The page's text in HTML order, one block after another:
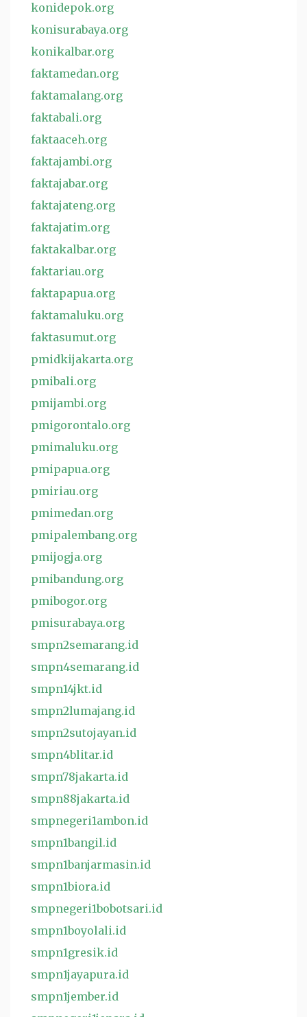
konidepok.org
konisurabaya.org
konikalbar.org
faktamedan.org
faktamalang.org
faktabali.org
faktaaceh.org
faktajambi.org
faktajabar.org
faktajateng.org
faktajatim.org
faktakalbar.org
faktariau.org
faktapapua.org
faktamaluku.org
faktasumut.org
pmidkijakarta.org
pmibali.org
pmijambi.org
pmigorontalo.org
pmimaluku.org
pmipapua.org
pmiriau.org
pmimedan.org
pmipalembang.org
pmijogja.org
pmibandung.org
pmibogor.org
pmisurabaya.org
smpn2semarang.id
smpn4semarang.id
smpn14jkt.id
smpn2lumajang.id
smpn2sutojayan.id
smpn4blitar.id
smpn78jakarta.id
smpn88jakarta.id
smpnegeri1ambon.id
smpn1bangil.id
smpn1banjarmasin.id
smpn1biora.id
smpnegeri1bobotsari.id
smpn1boyolali.id
smpn1gresik.id
smpn1jayapura.id
smpn1jember.id